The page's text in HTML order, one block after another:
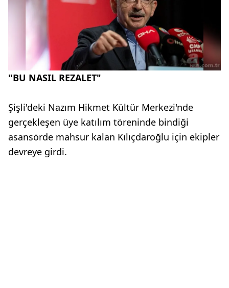
"BU NASIL REZALET"
Şişli'deki Nazım Hikmet Kültür Merkezi'nde
gerçekleşen üye katılım töreninde bindiği
asansörde mahsur kalan Kılıçdaroğlu için ekipler
devreye girdi.